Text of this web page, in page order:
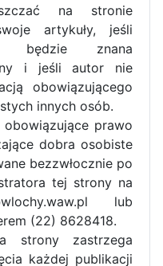
na stronie
artykuły, jeśli
będzie znana
i jeśli autor nie
obowiązującego
innych osób.
obowiązujące prawo
dobra osobiste
bezzwłocznie po
tej strony na
lub
(22) 8628418.
strony zastrzega
każdej publikacji